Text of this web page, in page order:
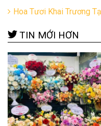
Hoa Tươi Khai Trương
TIN MỚI HƠN